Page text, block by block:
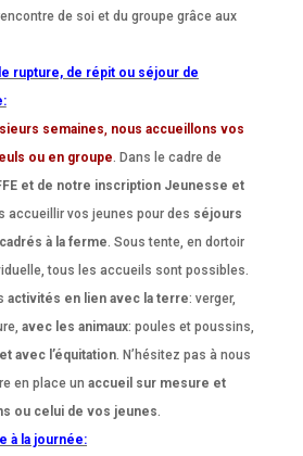
de soi et du groupe grâce aux
rupture, de répit ou séjour de
semaines, nous accueillons vos
ou en groupe. Dans le cadre de
et de notre inscription Jeunesse et
accueillir vos jeunes pour des séjours
à la ferme. Sous tente, en dortoir
tous les accueils sont possibles.
activités en lien avec la terre: verger,
avec les animaux: poules et poussins,
et avec l’équitation. N’hésitez pas à nous
en place un accueil sur mesure et
ou celui de vos jeunes.
à la journée: